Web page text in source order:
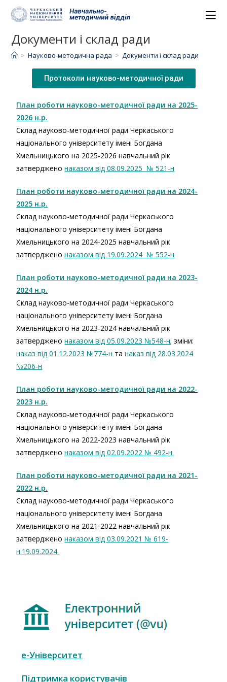
Документи і склад ради
> Науково-методична рада > Документи і склад ради
Протоколи науково-методичної ради
План роботи науково-методичної ради на 2025-
2026 н.р.
Склад науково-методичної ради Черкаського
національного університету імені Богдана
Хмельницького на 2025-2026 навчальний рік
затвердженонаказом від 08.09.2025 № 521-н
План роботи науково-методичної ради на 2024-
2025 н.р.
Склад науково-методичної ради Черкаського
національного університету імені Богдана
Хмельницького на 2024-2025 навчальний рік
затвердженонаказом від 19.09.2024 № 552-н
План роботи науково-методичної ради на 2023-
2024 н.р.
Склад науково-методичної ради Черкаського
національного університету імені Богдана
Хмельницького на 2023-2024 навчальний рік
затвердженонаказом від 05.09.2023 №548-н; зміни:
наказ від 01.12.2023 №774-н танаказ від 28.03.2024
№206-н
План роботи науково-методичної ради на 2022-
2023 н.р.
Склад науково-методичної ради Черкаського
національного університету імені Богдана
Хмельницького на 2022-2023 навчальний рік
затвердженонаказом від 02.09.2022 № 492-н.
План роботи науково-методичної ради на 2021-
2022 н.р.
Склад науково-методичної ради Черкаського
національного університету імені Богдана
Хмельницького на 2021-2022 навчальний рік
затвердженонаказом від 03.09.2021 № 619-
н.19.09.2024
е-Університет
Підтримка користувачів